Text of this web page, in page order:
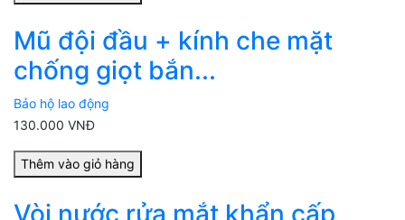
Mũ đội đầu + kính che mặt
chống giọt bắn...
Bảo hộ lao động
130.000 VNĐ
Thêm vào giỏ hàng